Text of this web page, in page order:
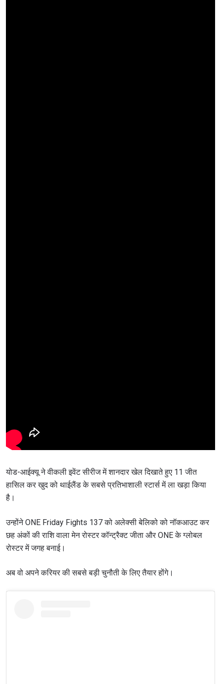
योड-आईक्यू ने वीकली इवेंट सीरीज में शानदार खेल दिखाते हुए 11 जीत
हासिल कर खुद को थाईलैंड के सबसे प्रतिभाशाली स्टार्स में ला खड़ा किया
है।
उन्होंने ONE Friday Fights 137 को अलेक्सी बेलिको को नॉकआउट कर
छह अंकों की राशि वाला मेन रोस्टर कॉन्ट्रैक्ट जीता और ONE के ग्लोबल
रोस्टर में जगह बनाई।
अब वो अपने करियर की सबसे बड़ी चुनौती के लिए तैयार होंगे।